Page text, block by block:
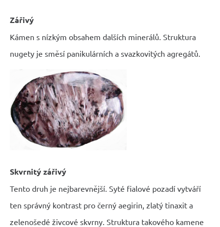
Zářivý
Kámen s nízkým obsahem dalších minerálů. Struktura
nugety je směsí panikulárních a svazkovitých agregátů.
Skvrnitý zářivý
Tento druh je nejbarevnější. Syté fialové pozadí vytváří
ten správný kontrast pro černý aegirin, zlatý tinaxit a
zelenošedé živcové skvrny. Struktura takového kamene